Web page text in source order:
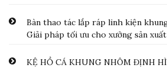
Bàn thao tác lắp ráp linh kiện
Giải pháp tối ưu cho xưởng sản xuất
KỆ HỒ CÁ KHUNG NHÔM ĐỊNH